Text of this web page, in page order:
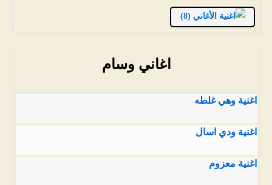
الأغاني (8)
اغاني وسام
اغنية وهي غلطه
اغنية ودي اسال
اغنية معزوم